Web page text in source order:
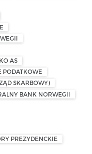
AS
PODATKOWE
SKARBOWY)
BANK NORWEGII
PREZYDENCKIE